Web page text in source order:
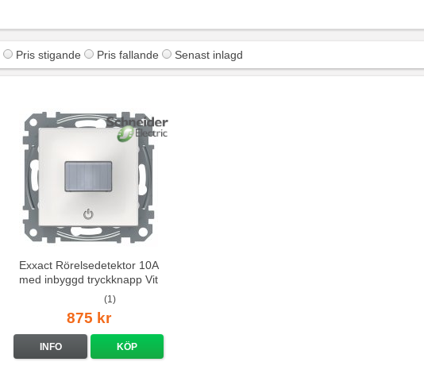
Pris stigande Pris fallande Senast inlagd
Exxact Rörelsedetektor 10A
med inbyggd tryckknapp Vit
(1)
875 kr
INFO KÖP